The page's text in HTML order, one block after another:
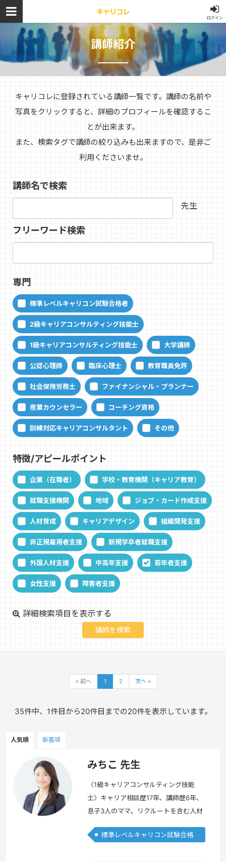
ログイン
講師紹介
キャリコレに登録されている講師一覧です。講師の名前や
写真をクリックすると、詳細のプロフィールを確認するこ
とが出来ます。
また、検索タグで講師の絞り込みも出来ますので、是非ご
利用くださいませ。
講師名で検索
先生
フリーワード検索
専門
標準レベルキャリコン試験合格者
2級キャリアコンサルティング技能士
1級キャリアコンサルティング技能士 大学講師
公認心理師 臨床心理士 教育職員免許
社会保険労務士 ファイナンシャル・プランナー
産業カウンセラー コーチング資格
訓練対応キャリアコンサルタント その他
特徴/アピールポイント
企業（在職者） 学校・教育機関（キャリア教育）
就職支援機関 地域 ジョブ・カード作成支援
人材育成 キャリアデザイン 組織開発支援
非正規雇用者支援 新規学卒者就職支援
外国人材支援 中高年支援 若年者支援
女性支援 障害者支援
詳細検索項目を表示する
« 前へ 1 2 次へ »
35件中、1件目から20件目までの20件を表示しています。
人気順 新着順
みちこ 先生
〈1級キャリアコンサルティング技能
士〉キャリア相談歴17年、講師歴6年、
息子3人のママ。リクルートを含む人材
て独立し7年目。企業の採用コンサルテ
標準レベルキャリコン試験合格